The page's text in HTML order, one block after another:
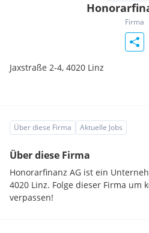
Firma
Jaxstraße 2-4, 4020 Linz
Über diese Firma Aktuelle Jobs
Über diese Firma
Honorarfinanz AG ist ein
4020 Linz. Folge dieser Firma um
verpassen!